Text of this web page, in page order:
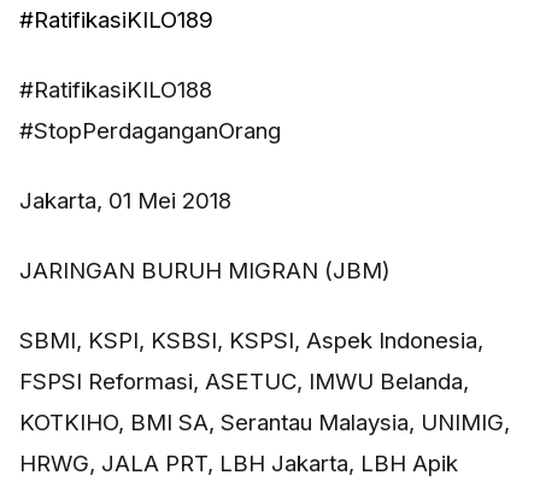
#RatifikasiKILO189
#RatifikasiKILO188
#StopPerdaganganOrang
Jakarta, 01 Mei 2018
JARINGAN BURUH MIGRAN (JBM)
SBMI, KSPI, KSBSI, KSPSI, Aspek Indonesia,
FSPSI Reformasi, ASETUC, IMWU Belanda,
KOTKIHO, BMI SA, Serantau Malaysia, UNIMIG,
HRWG, JALA PRT, LBH Jakarta, LBH Apik